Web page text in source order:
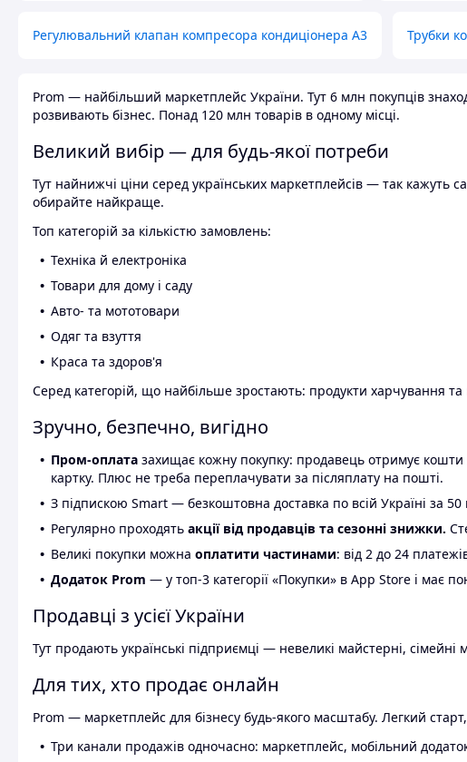
Регулювальний клапан компресора кондиціонера А3 Трубки
Prom — найбільший маркетплейс України. Тут 6 млн покупців
розвивають бізнес. Понад 120 млн товарів в одному місці.
Великий вибір — для будь-якої потреби
Тут найнижчі ціни серед українських маркетплейсів — так кажуть
обирайте найкраще.
Топ категорій за кількістю замовлень:
Техніка й електроніка
Товари для дому і саду
Авто- та мототовари
Одяг та взуття
Краса та здоров'я
Серед категорій, що найбільше зростають: продукти харчування
Зручно, безпечно, вигідно
Пром-оплата захищає кожну покупку: продавець отримує
картку. Плюс не треба переплачувати за післяплату на пошті.
З підпискою Smart — безкоштовна доставка по всій Україні за
Регулярно проходять акції від продавців та сезонні знижки.
Великі покупки можна оплатити частинами: від 2 до 24
Додаток Prom — у топ-3 категорії «Покупки» в App Store і має
Продавці з усієї України
Тут продають українські підприємці — невеликі майстерні,
Для тих, хто продає онлайн
Prom — маркетплейс для бізнесу будь-якого масштабу. Легкий
Три канали продажів одночасно: маркетплейс, мобільний